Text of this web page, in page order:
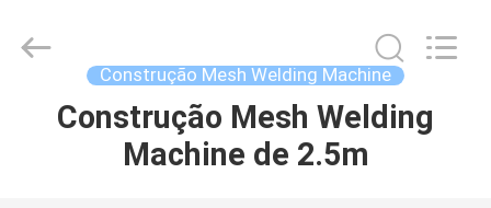
CASA
Mesh
Products
Construção Mesh Welding Machine
Construção Mesh Welding
Machine de 2.5m